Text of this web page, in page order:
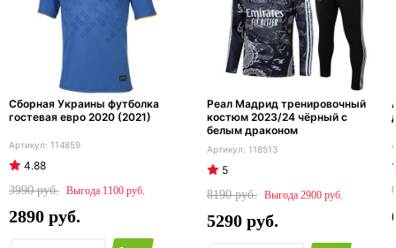
Сборная Украины футболка
гостевая евро 2020 (2021)
114859
4.88
3990
1100
2890
Реал Мадрид тренировочный
костюм 2023/24 чёрный с
белым драконом
118513
5
8190
2900
5290